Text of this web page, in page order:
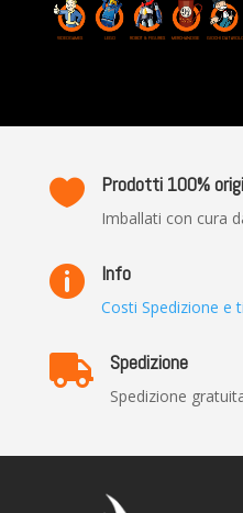
VIDEOGAMES LEGO ROBOT & FIGURES MERCHANDISE GIOCHI DA TAVOLO
 Prodotti 100%
Imballati con cura
 Info
Costi Spedizione e
 Spedizione
Spedizione